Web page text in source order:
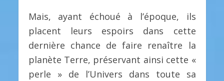
Mais, ayant échoué à l’époque, ils
placent leurs espoirs dans cette
dernière chance de faire renaître la
planète Terre, préservant ainsi cette «
perle » de l’Univers dans toute sa